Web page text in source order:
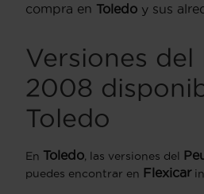
compra en Toledo y sus
Versiones del
2008
Toledo
En Toledo, las versiones del
puedes encontrar en Flexicar